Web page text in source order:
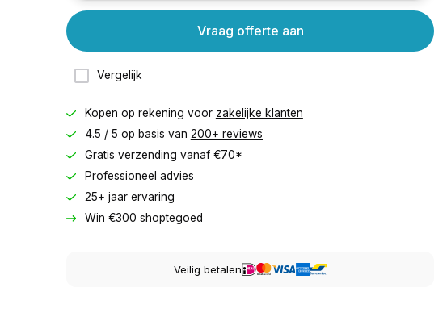
Vergelijk
Vraag offerte aan
Kopen op rekening voor zakelijke klanten
4.5 / 5 op basis van 200+ reviews
Gratis verzending vanaf €70*
Professioneel advies
25+ jaar ervaring
Win €300 shoptegoed
Veilig betalen